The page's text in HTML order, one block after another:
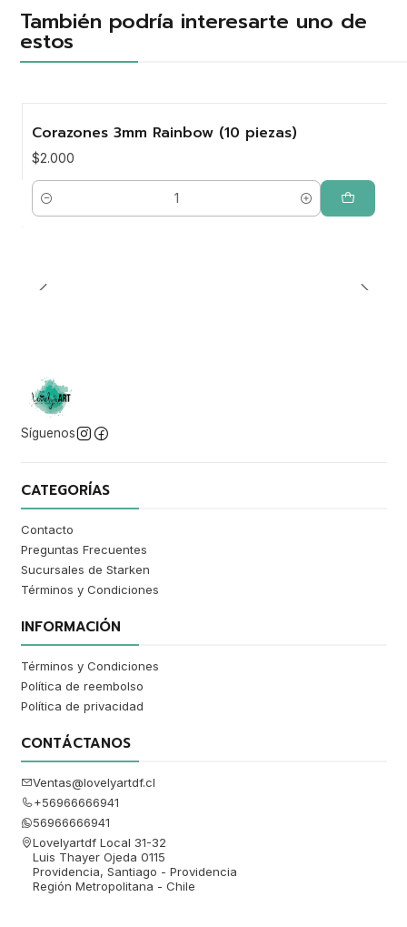
También podría interesarte uno de
estos
Corazones 3mm Rainbow (10 piezas)
$2.000
Cantidad
Síguenos
CATEGORÍAS
Contacto
Preguntas Frecuentes
Sucursales de Starken
Términos y Condiciones
INFORMACIÓN
Términos y Condiciones
Política de reembolso
Política de privacidad
CONTÁCTANOS
Ventas@lovelyartdf.cl
+56966666941
56966666941
Lovelyartdf Local 31-32
Luis Thayer Ojeda 0115
Providencia, Santiago - Providencia
Región Metropolitana - Chile